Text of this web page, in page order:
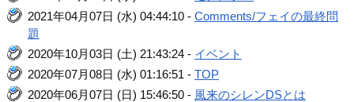
2021年04月07日 (水) 04:44:10 -Comments/フェイの最終問
題
2020年10月03日 (土) 21:43:24 - イベント
2020年07月08日 (水) 01:16:51 -TOP
2020年06月07日 (日) 15:46:50 - 風来のシレンDSとは